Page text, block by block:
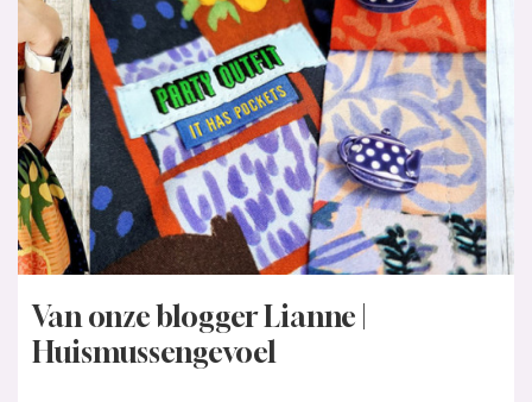
Van onze blogger Lianne |
Huismussengevoel